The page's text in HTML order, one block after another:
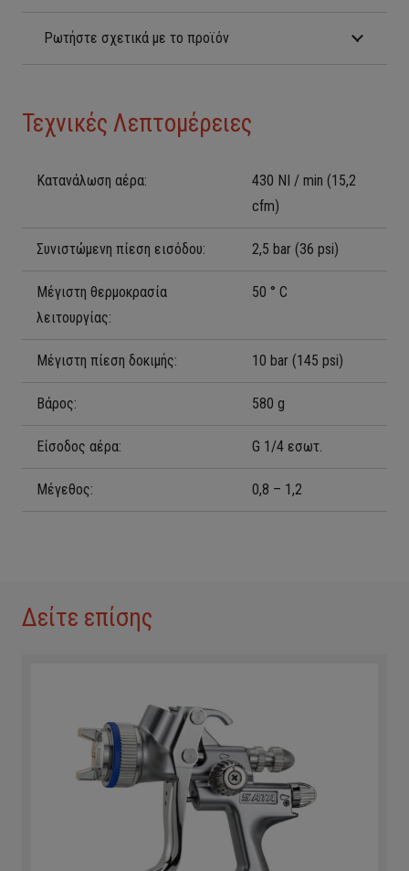
Ρωτήστε σχετικά με το προϊόν
Τεχνικές Λεπτομέρειες
Κατανάλωση αέρα:
430 ΝΙ / min (15,2
cfm)
Συνιστώμενη πίεση εισόδου: 2,5 bar (36 psi)
Μέγιστη θερμοκρασία
λειτουργίας:
50 ° C
Μέγιστη πίεση δοκιμής: 10 bar (145 psi)
Βάρος: 580 g
Είσοδος αέρα: G 1/4 εσωτ.
Μέγεθος: 0,8 – 1,2
Δείτε επίσης